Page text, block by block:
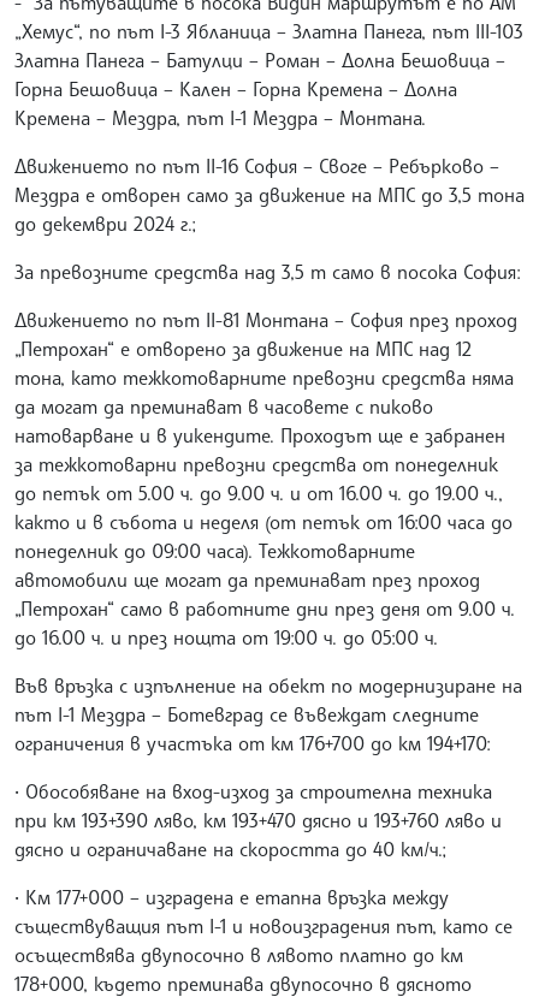
„Хемус“, по път I-3 Ябланица – Златна Панега, път III-103
Златна Панега – Батулци – Роман – Долна Бешовица –
Горна Бешовица – Кален – Горна Кремена – Долна
Кремена – Мездра, път I-1 Мездра – Монтана.
Движението по път II-16 София – Своге – Ребърково –
Мездра е отворен само за движение на МПС до 3,5 тона
до декември 2024 г.;
За превозните средства над 3,5 т само в посока София:
Движението по път II-81 Монтана – София през проход
„Петрохан“ е отворено за движение на МПС над 12
тона, като тежкотоварните превозни средства няма
да могат да преминават в часовете с пиково
натоварване и в уикендите. Проходът ще е забранен
за тежкотоварни превозни средства от понеделник
до петък от 5.00 ч. до 9.00 ч. и от 16.00 ч. до 19.00 ч.,
както и в събота и неделя (от петък от 16:00 часа до
понеделник до 09:00 часа). Тежкотоварните
автомобили ще могат да преминават през проход
„Петрохан“ само в работните дни през деня от 9.00 ч.
до 16.00 ч. и през нощта от 19:00 ч. до 05:00 ч.
Във връзка с изпълнение на обект по модернизиране на
път I-1 Мездра – Ботевград се въвеждат следните
ограничения в участъка от км 176+700 до км 194+170:
• Обособяване на вход-изход за строителна техника
при км 193+390 ляво, км 193+470 дясно и 193+760 ляво и
дясно и ограничаване на скоростта до 40 км/ч.;
• Км 177+000 – изградена е етапна връзка между
съществуващия път I-1 и новоизградения път, като се
осъществява двупосочно в лявото платно до км
178+000, където преминава двупосочно в дясното